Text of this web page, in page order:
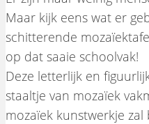
Maar kijk eens wat er
schitterende
op dat saaie schoolvak!
Deze letterlijk en
staaltje van mozaïek
mozaïek kunstwerkje